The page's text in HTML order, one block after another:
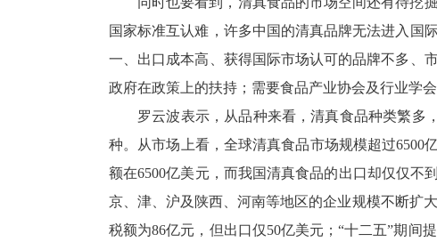
国家标准互认难，许多中国的清真品牌无法进入国
一、出口成本高、获得国际市场认可的品牌不多、
政府在政策上的扶持；需要食品产业协会及行业学
罗云波表示，从品种来看，清真食品种类繁多
种。从市场上看，全球清真食品市场规模超过
额在6500亿美元，而我国清真食品的出口却仅仅不
京、津、沪及陕西、河南等地区的企业规模不断扩
税额为86亿元，但出口仅50亿美元；“十二五”期间